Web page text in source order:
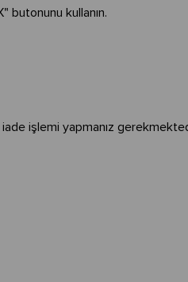
butonunu kullanın.
işlemi yapmanız